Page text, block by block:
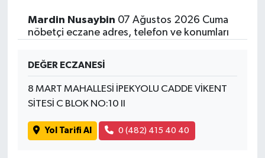
Mardin Nusaybin 07 Ağustos 2026 Cuma
nöbetçi eczane adres, telefon ve konumları
DEĞER ECZANESİ
8 MART MAHALLESİ İPEKYOLU CADDE VİKENT
SİTESİ C BLOK NO:10 II
Yol Tarifi Al 0 (482) 415 40 40